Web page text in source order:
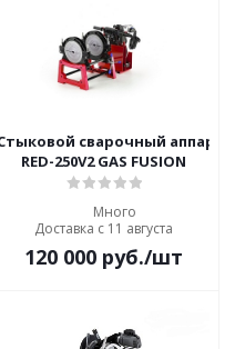
механическим приводом
сварочный
RED-250V2 GAS FUSION
Много
Доставка с 11 августа
120 000руб./шт